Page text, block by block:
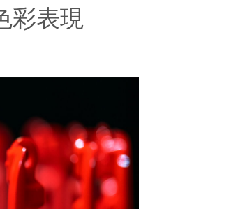
彩表現